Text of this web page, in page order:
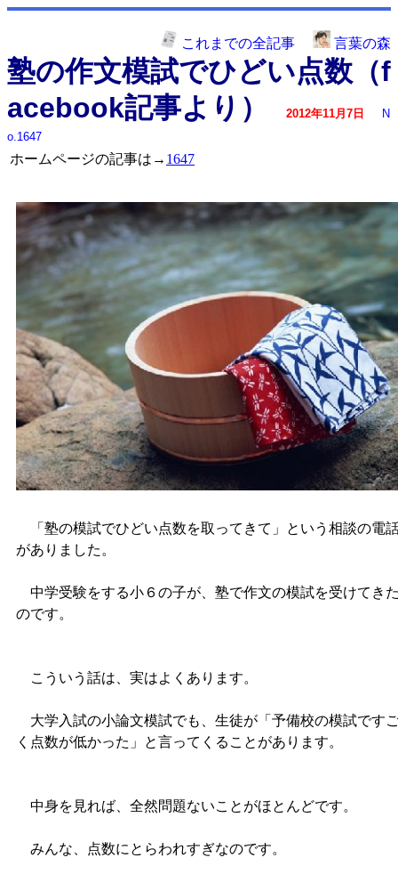
これまでの全記事 言葉の森
塾の作文模試でひどい点数（f
acebook記事より）
2012年11月7日
N
o.1647
ホームページの記事は→ 1647
「塾の模試でひどい点数を取ってきて」という相談の電
がありました。
中学受験をする小６の子が、塾で作文の模試を受けてき
のです。
こういう話は、実はよくあります。
大学入試の小論文模試でも、生徒が「予備校の模試です
く点数が低かった」と言ってくることがあります。
中身を見れば、全然問題ないことがほとんどです。
みんな、点数にとらわれすぎなのです。